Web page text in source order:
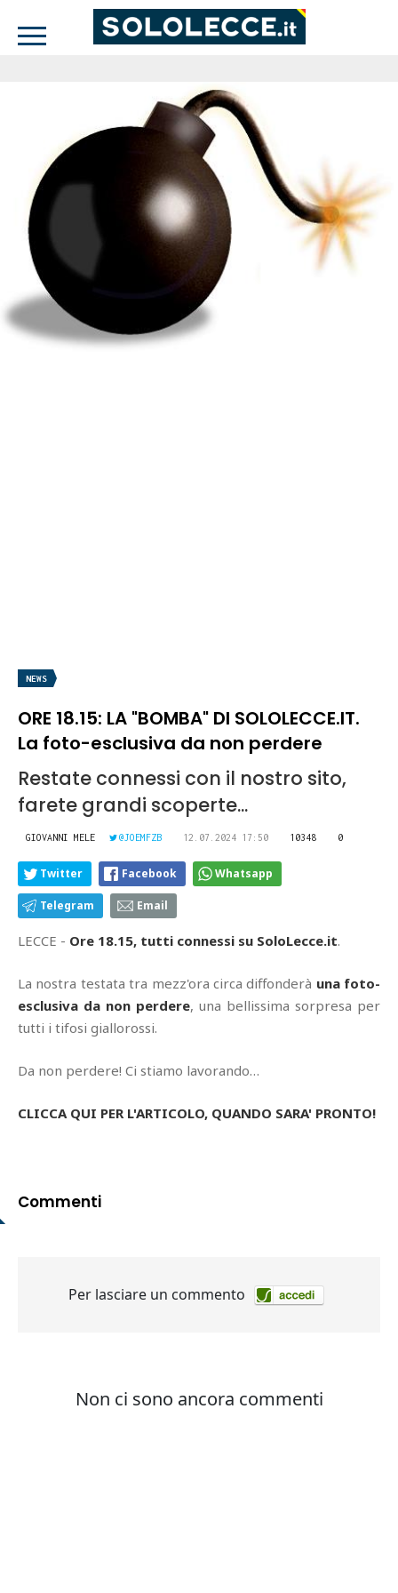
NEWS
ORE 18.15: LA "BOMBA" DI SOLOLECCE.IT.
La foto-esclusiva da non perdere
Restate connessi con il nostro sito,
farete grandi scoperte...
GIOVANNI MELE @JOEMFZB 12.07.2024 17:50 10348 0
Twitter Facebook Whatsapp
Telegram Email
LECCE - Ore 18.15, tutti connessi su SoloLecce.it.
La nostra testata tra mezz'ora circa diffonderà una foto-
esclusiva da non perdere, una bellissima sorpresa per
tutti i tifosi giallorossi.
Da non perdere! Ci stiamo lavorando…
CLICCA QUI PER L'ARTICOLO, QUANDO SARA' PRONTO!
Commenti